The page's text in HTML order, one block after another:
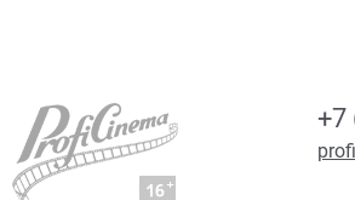
+7